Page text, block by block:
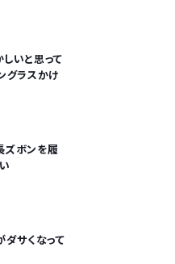
いと思って
グラスかけ
ズボンを履
ダサくなって